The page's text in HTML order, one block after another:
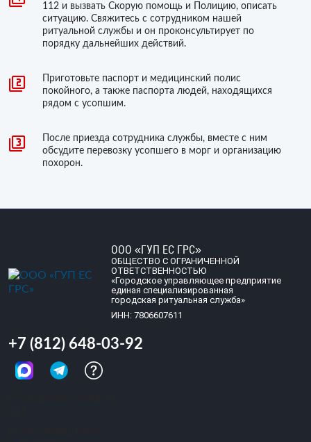
112 и вызвать Скорую помощь и Полицию, описать
ситуацию. Свяжитесь с сотрудником нашей
ритуальной службы и он проконсультирует по
порядку дальнейших действий.
Приготовьте паспорт и медицинский полис
покойного, а также паспорта людей, находящихся
рядом с усопшим.
После приезда сотрудника службы, вместе с ним
обсудите перевозку усопшего в морг и организацию
похорон.
ООО «ГУП ЕС ГРС»
ОБЩЕСТВО С ОГРАНИЧЕННОЙ
ОТВЕТСТВЕННОСТЬЮ
«Городское управляющее предприятие
единая специализированная
городская ритуальная служба»
ИНН: 7806607611
+7 (812) 648-03-92